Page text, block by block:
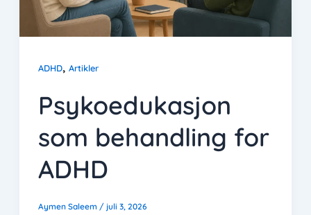
ADHD, Artikler
Psykoedukasjon
som behandling for
ADHD
Aymen Saleem / juli 3, 2026